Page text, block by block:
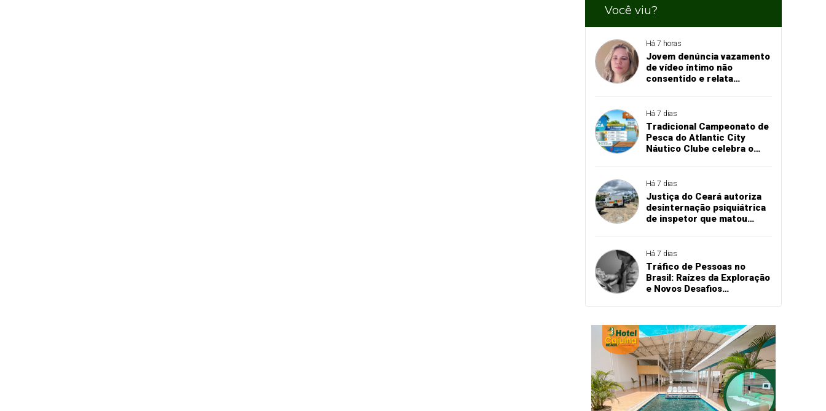
Você viu?
Há 7 horas
Jovem denúncia vazamento
de vídeo íntimo não
consentido e relata
Há 7 dias
Tradicional Campeonato de
Pesca do Atlantic City
Náutico Clube celebra o
Há 7 dias
Justiça do Ceará autoriza
desinternação psiquiátrica
de inspetor que matou
Há 7 dias
Tráfico de Pessoas no
Brasil: Raízes da Exploração
e Novos Desafios